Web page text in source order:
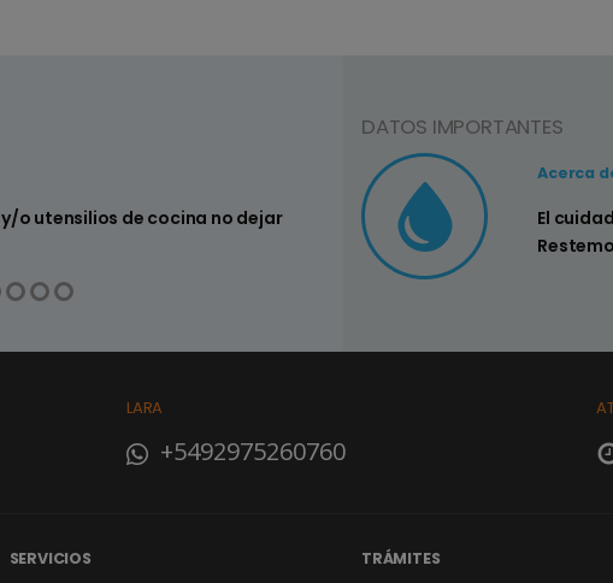
o utensilios de cocina no dejar
Consejo Nº3
Controlar
su hogar
DATOS IMPORTANTES
Acerca
El
LARA
+5492975260760
SERVICIOS TRÁMITES